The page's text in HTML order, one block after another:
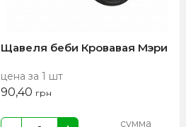
Щавеля беби Кровавая Мэри
цена за 1 шт
90,40 грн
сумма